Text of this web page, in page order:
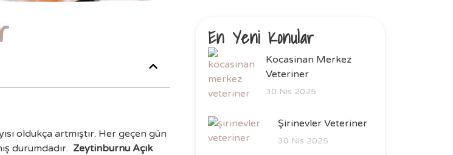
oldukça artmıştır. Her geçen gün
durumdadır. Zeytinburnu Açık
En Yeni Konular
Kocasinan Merkez
Veteriner
30 Nis 2025
Şirinevler Veteriner
30 Nis 2025